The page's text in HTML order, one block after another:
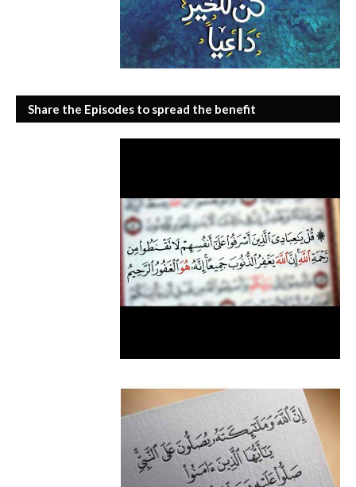
Share the Episodes to spread the benefit